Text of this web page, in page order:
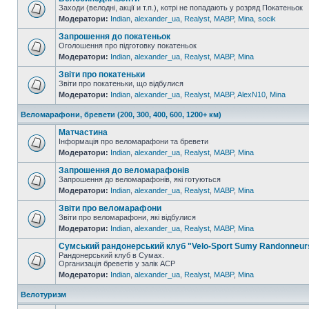
Заходи (велодні, акції и т.п.), котрі не попадають у розряд Покатеньок
Модератори: Indian alexander_ua Realyst MABP, Mina socik
Запрошення до покатеньок
Оголошення про підготовку покатеньок
Модератори: Indian alexander_ua Realyst MABP, Mina
Звіти про покатеньки
Звіти про покатеньки, що відбулися
Модератори: Indian alexander_ua Realyst MABP, AlexN10 Mina
Веломарафони, бревети (200, 300, 400, 600, 1200+ км)
Матчастина
Інформація про веломарафони та бревети
Модератори: Indian alexander_ua Realyst MABP, Mina
Запрошення до веломарафонів
Запрошення до веломарафонів, які готуються
Модератори: Indian alexander_ua Realyst MABP, Mina
Звіти про веломарафони
Звіти про веломарафони, які відбулися
Модератори: Indian alexander_ua Realyst MABP, Mina
Сумський рандонерський клуб "Velo-Sport Sumy
Рандонерський клуб в Сумах.
Организація бреветів у залік АСР
Модератори: Indian alexander_ua Realyst MABP, Mina
Велотуризм